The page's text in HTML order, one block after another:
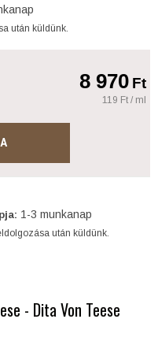
után küldünk.
8 970Ft
119 Ft / ml
1-3 munkanap
után küldünk.
- Dita Von Teese